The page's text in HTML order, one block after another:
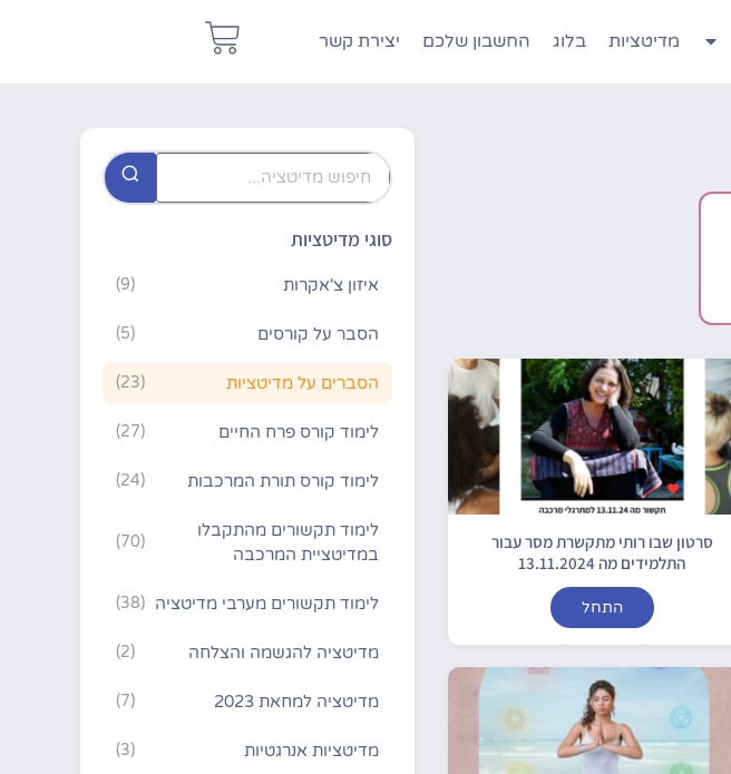
מדיטציות בלוג החשבון שלכם יצירת קשר
סרטון שבו רותי מתקשרת מסר עבור
התלמידים מה 13.11.2024
התחל
סוגי מדיטציות
איזון צ'אקרות (9)
הסבר על קורסים (5)
הסברים על מדיטציות (23)
לימוד קורס פרח החיים (27)
לימוד קורס תורת המרכבות (24)
לימוד תקשורים מהתקבלו
במדיטציית המרכבה
(70)
לימוד תקשורים מערבי מדיטציה (38)
מדיטציה להגשמה והצלחה (2)
מדיטציה למחאת 2023 (7)
מדיטציות אנרגטיות (3)